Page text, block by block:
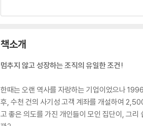
책소개
멈추지 않고 성장하는 조직의 유일한 조건!
한때는 오랜 역사를 자랑하는 기업이었으나
후, 수천 건의 사기성 고객 계좌를 개설하여
고 좋은 의도를 가진 개인들이 모인 집단이, 그